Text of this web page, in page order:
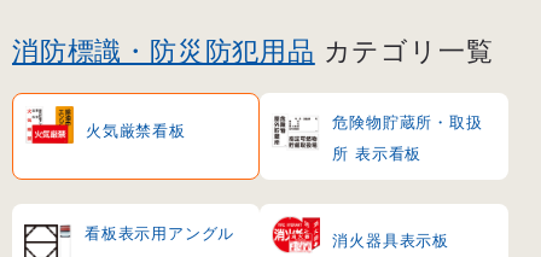
消防標識・防災防犯用品 カテゴリ一覧
火気厳禁看板
危険物貯蔵所・取扱
所 表示看板
看板表示用アングル
消火器具表示板